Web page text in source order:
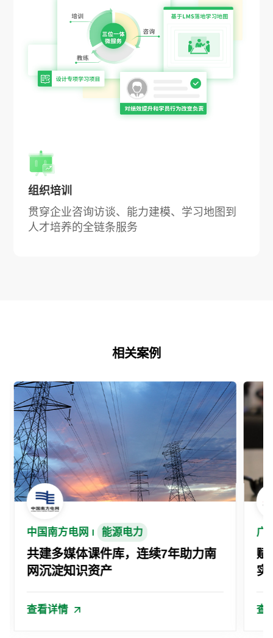
组织培训
贯穿企业咨询访谈、能力建模、学习地图到
人才培养的全链条服务
相关案例
中国南方电网 能源电力
共建多媒体课件库，连续7年助力南
网沉淀知识资产
查看详情
广
赋
实
查